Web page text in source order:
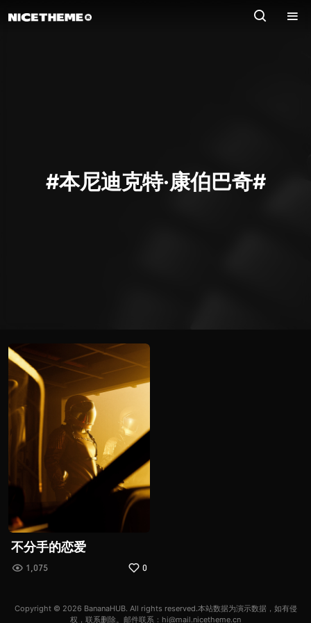
#本尼迪克特·康伯巴奇#
不分手的恋爱
1,075 0
Copyright © 2026 BananaHUB. All rights reserved.本站数据为演示数据，如有侵
权，联系删除。邮件联系：hi@mail.nicetheme.cn